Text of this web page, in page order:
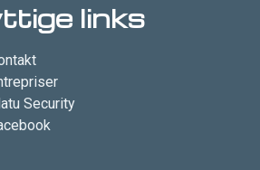
links
Security